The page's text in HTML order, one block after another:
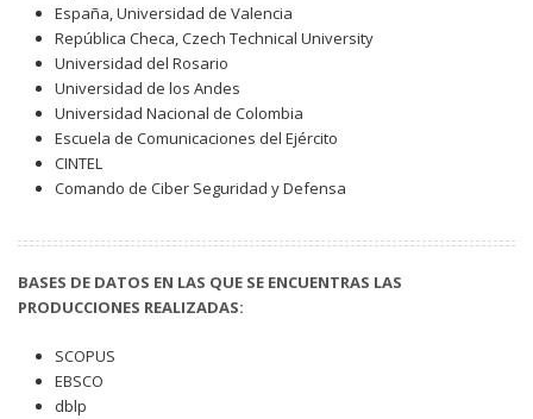
España, Universidad de Valencia
República Checa, Czech Technical University
Universidad del Rosario
Universidad de los Andes
Universidad Nacional de Colombia
Escuela de Comunicaciones del Ejército
CINTEL
Comando de Ciber Seguridad y Defensa
BASES DE DATOS EN LAS QUE SE ENCUENTRAS LAS
PRODUCCIONES REALIZADAS:
SCOPUS
EBSCO
dblp